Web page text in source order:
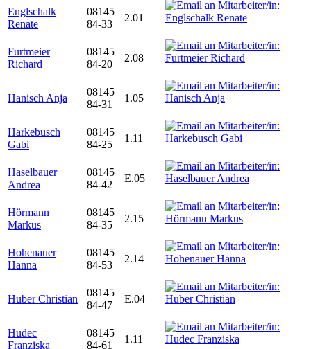
Englschalk
Renate
08145
84-33
2.01
Furtmeier
Richard
08145
84-20
2.08
Hanisch Anja
08145
84-31
1.05
Harkebusch
Gabi
08145
84-25
1.11
Haselbauer
Andrea
08145
84-42
E.05
Hörmann
Markus
08145
84-35
2.15
Hohenauer
Hanna
08145
84-53
2.14
Huber Christian
08145
84-47
E.04
Hudec
Franziska
08145
84-61
1.11